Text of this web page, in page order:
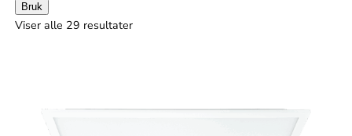
Bruk
Viser alle 29 resultater